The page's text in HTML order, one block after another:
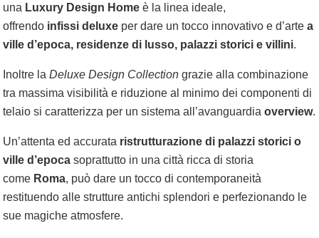
una Luxury Design Home è la linea ideale,
offrendo infissi deluxe per dare un tocco innovativo e d’arte a
ville d’epoca, residenze di lusso, palazzi storici e villini.
Inoltre la Deluxe Design Collection grazie alla combinazione
tra massima visibilità e riduzione al minimo dei componenti di
telaio si caratterizza per un sistema all’avanguardia overview.
Un’attenta ed accurata ristrutturazione di palazzi storici o
ville d’epoca soprattutto in una città ricca di storia
come Roma, può dare un tocco di contemporaneità
restituendo alle strutture antichi splendori e perfezionando le
sue magiche atmosfere.